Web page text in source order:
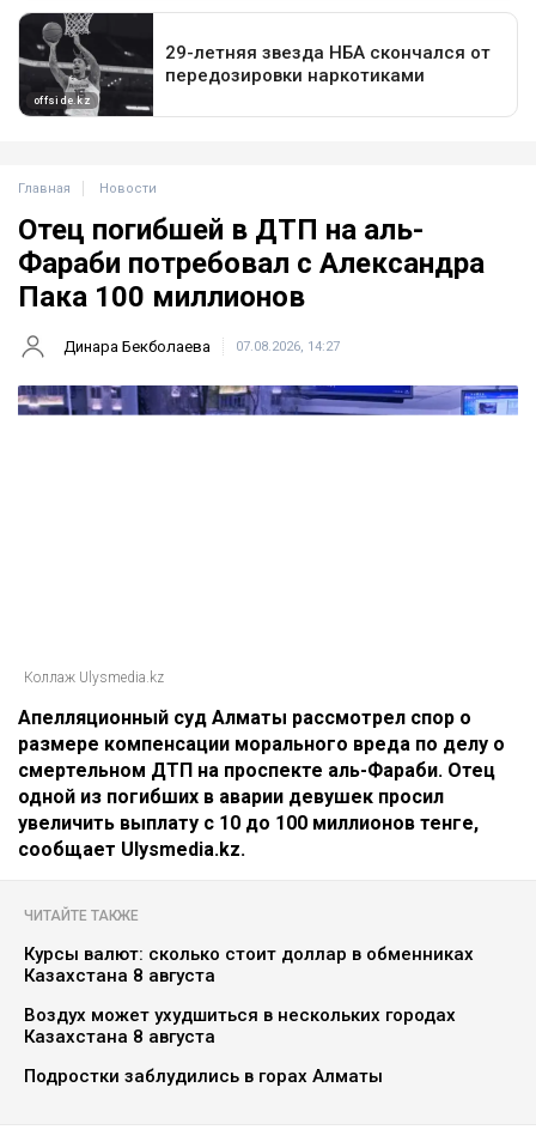
Главная Новости
Отец погибшей в ДТП на аль-
Фараби потребовал с Александра
Пака 100 миллионов
Динара Бекболаева 07.08.2026, 14:27
Коллаж Ulysmedia.kz
Апелляционный суд Алматы рассмотрел спор о
размере компенсации морального вреда по делу о
смертельном ДТП на проспекте аль-Фараби. Отец
одной из погибших в аварии девушек просил
увеличить выплату с 10 до 100 миллионов тенге,
сообщает Ulysmedia.kz.
ЧИТАЙТЕ ТАКЖЕ
Курсы валют: сколько стоит доллар в обменниках
Казахстана 8 августа
Воздух может ухудшиться в нескольких городах
Казахстана 8 августа
Подростки заблудились в горах Алматы